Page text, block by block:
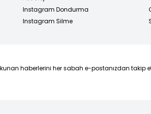
Instagram Dondurma
Instagram Silme
haberlerini her sabah e-postanızdan takip